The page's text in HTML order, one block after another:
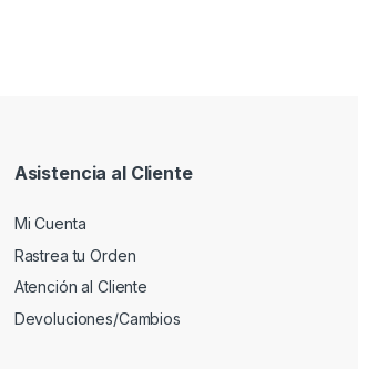
Asistencia al Cliente
Mi Cuenta
Rastrea tu Orden
Atención al Cliente
Devoluciones/Cambios